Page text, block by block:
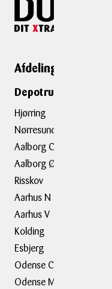
Afdelinger
Depotrumsafdelinger
Hjørring
Nørresundby
Aalborg C
Aalborg Ø
Risskov
Aarhus N
Aarhus V
Kolding
Esbjerg
Odense C
Odense M